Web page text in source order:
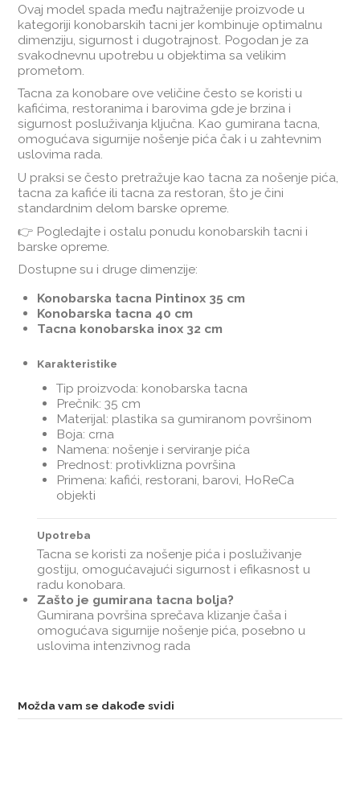
Ovaj model spada među najtraženije proizvode u
kategoriji konobarskih tacni jer kombinuje optimalnu
dimenziju, sigurnost i dugotrajnost. Pogodan je za
svakodnevnu upotrebu u objektima sa velikim
prometom.
Tacna za konobare ove veličine često se koristi u
kafićima, restoranima i barovima gde je brzina i
sigurnost posluživanja ključna. Kao gumirana tacna,
omogućava sigurnije nošenje pića čak i u zahtevnim
uslovima rada.
U praksi se često pretražuje kao tacna za nošenje pića,
tacna za kafiće ili tacna za restoran, što je čini
standardnim delom barske opreme.
👉 Pogledajte i ostalu ponudu konobarskih tacni i
barske opreme.
Dostupne su i druge dimenzije:
Konobarska tacna Pintinox 35 cm
Konobarska tacna 40 cm
Tacna konobarska inox 32 cm
Karakteristike
Tip proizvoda: konobarska tacna
Prečnik: 35 cm
Materijal: plastika sa gumiranom površinom
Boja: crna
Namena: nošenje i serviranje pića
Prednost: protivklizna površina
Primena: kafići, restorani, barovi, HoReCa
objekti
Upotreba
Tacna se koristi za nošenje pića i posluživanje
gostiju, omogućavajući sigurnost i efikasnost u
radu konobara.
Zašto je gumirana tacna bolja?
Gumirana površina sprečava klizanje čaša i
omogućava sigurnije nošenje pića, posebno u
uslovima intenzivnog rada
Možda vam se dakođe svidi